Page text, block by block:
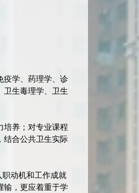
疫学、药理学、诊
卫生毒理学、卫生
培养；对专业课程
结合公共卫生实际
动机和工作成就
输，更应着重于学